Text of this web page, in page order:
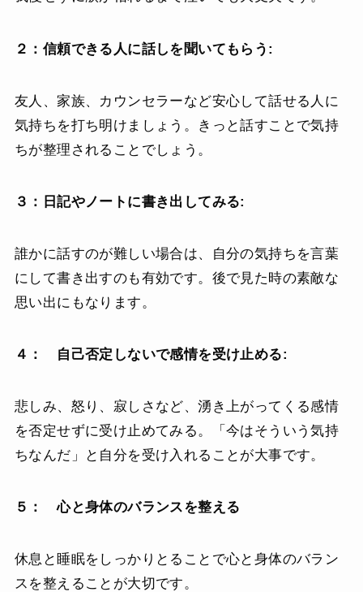
２：信頼できる人に話しを聞いてもらう:
友人、家族、カウンセラーなど安心して話せる人に
気持ちを打ち明けましょう。きっと話すことで気持
ちが整理されることでしょう。
３：日記やノートに書き出してみる:
誰かに話すのが難しい場合は、自分の気持ちを言葉
にして書き出すのも有効です。後で見た時の素敵な
思い出にもなります。
４： 自己否定しないで感情を受け止める:
悲しみ、怒り、寂しさなど、湧き上がってくる感情
を否定せずに受け止めてみる。「今はそういう気持
ちなんだ」と自分を受け入れることが大事です。
５： 心と身体のバランスを整える
休息と睡眠をしっかりとることで心と身体のバラン
スを整えることが大切です。